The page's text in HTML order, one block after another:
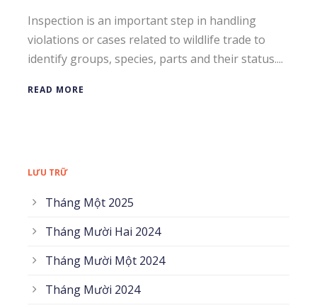
Inspection is an important step in handling
violations or cases related to wildlife trade to
identify groups, species, parts and their status....
READ MORE
LƯU TRỮ
Tháng Một 2025
Tháng Mười Hai 2024
Tháng Mười Một 2024
Tháng Mười 2024